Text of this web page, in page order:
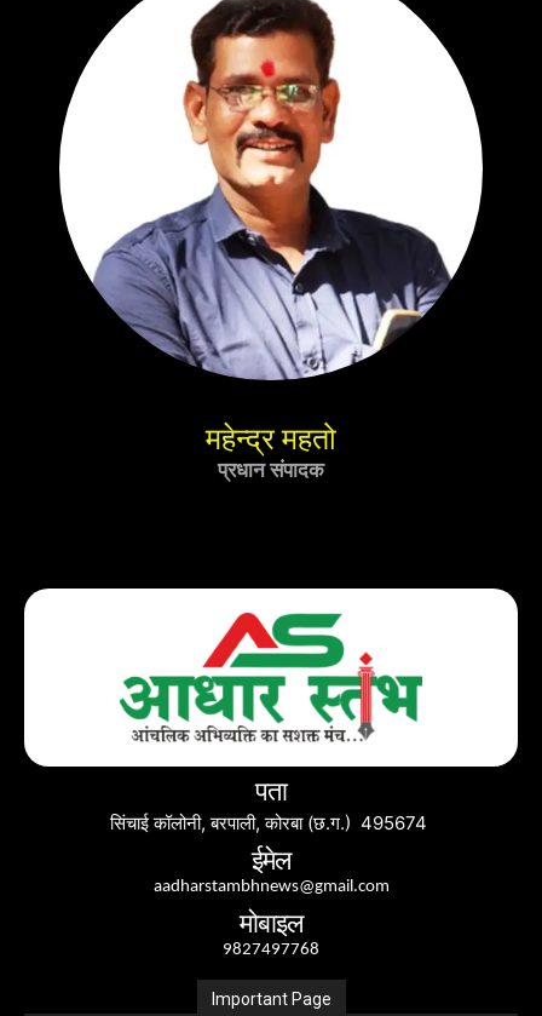
महेन्द्र महतो
प्रधान संपादक
पता
सिंचाई कॉलोनी, बरपाली, कोरबा (छ.ग.) 495674
ईमेल
aadharstambhnews@gmail.com
मोबाइल
9827497768
Important Page